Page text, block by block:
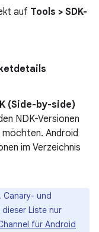
auf Tools > SDK-
(Side-by-side)
NDK-Versionen
Android
im Verzeichnis
Canary- und
Liste nur
für Android